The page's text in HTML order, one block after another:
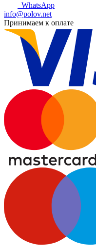
WhatsApp
info@polov.net
Принимаем к оплате